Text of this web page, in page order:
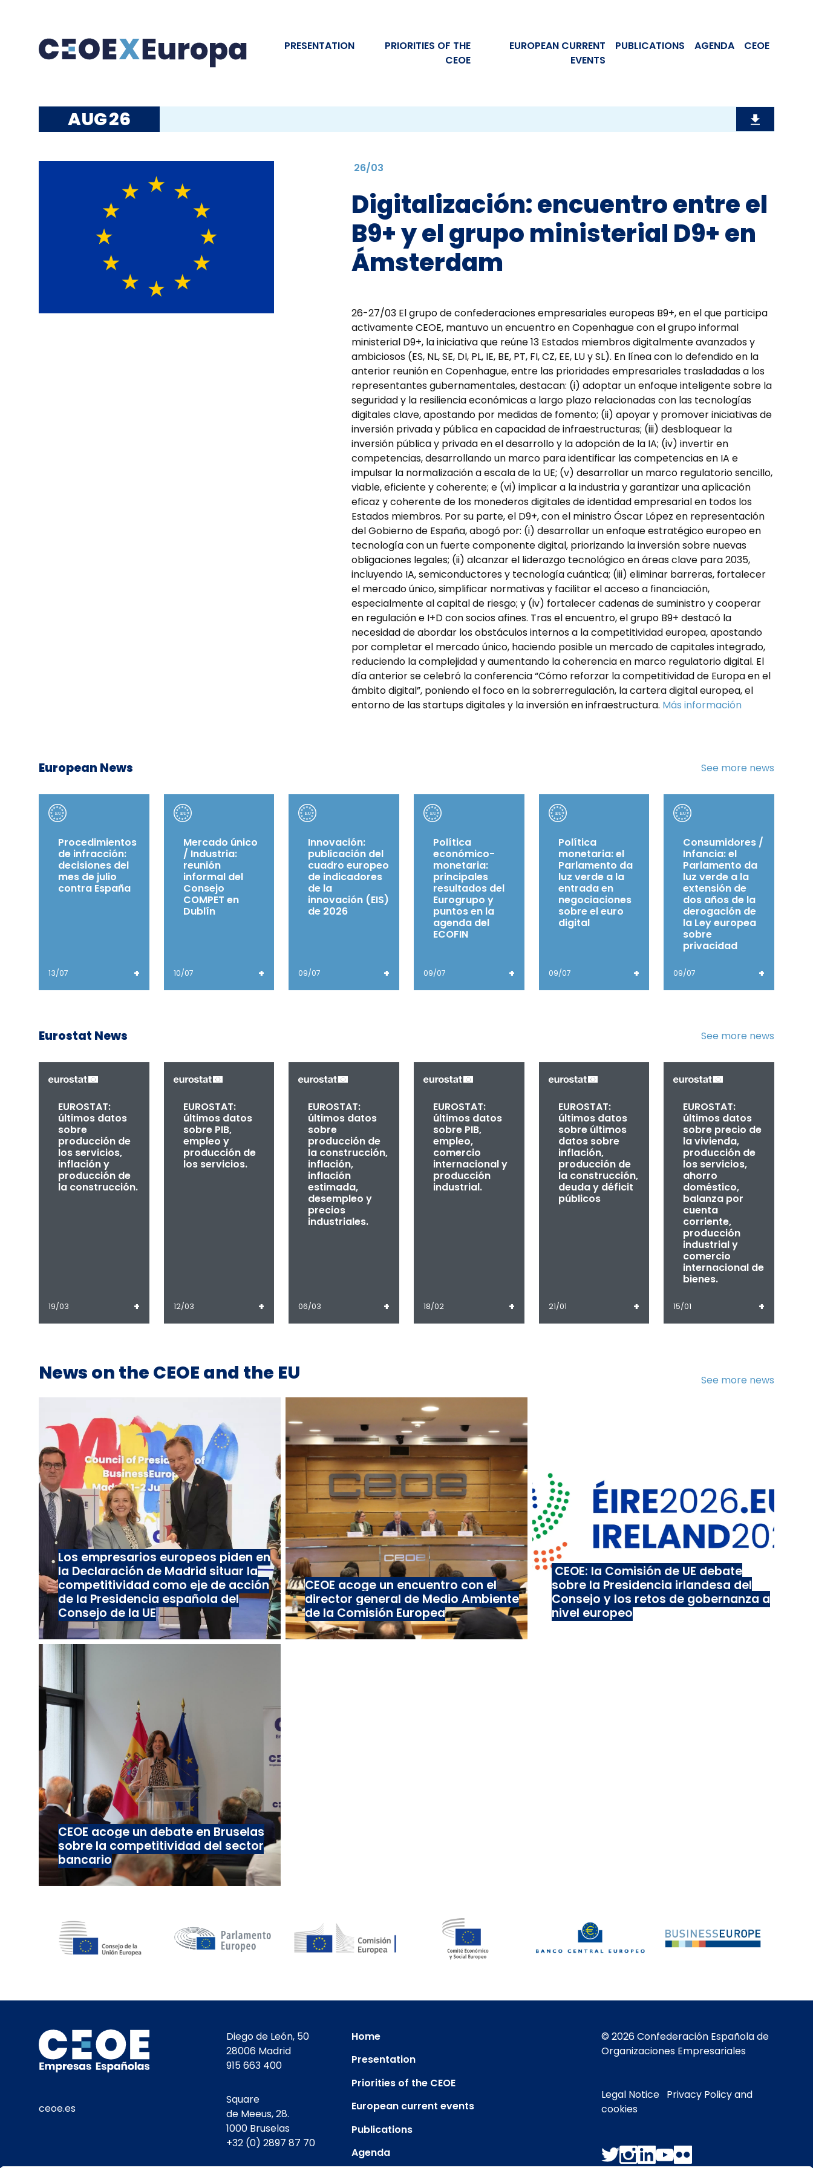
PRESENTATION
PRIORITIES OF THE
CEOE
EUROPEAN CURRENT
EVENTS
PUBLICATIONS AGENDA CEOE
AUG26
26/03
Digitalización: encuentro entre el
B9+ y el grupo ministerial D9+ en
Ámsterdam
26-27/03 El grupo de confederaciones empresariales europeas B9+, en el que participa
activamente CEOE, mantuvo un encuentro en Copenhague con el grupo informal
ministerial D9+, la iniciativa que reúne 13 Estados miembros digitalmente avanzados y
ambiciosos (ES, NL, SE, DI, PL, IE, BE, PT, FI, CZ, EE, LU y SL). En línea con lo defendido en la
anterior reunión en Copenhague, entre las prioridades empresariales trasladadas a los
representantes gubernamentales, destacan: (i) adoptar un enfoque inteligente sobre la
seguridad y la resiliencia económicas a largo plazo relacionadas con las tecnologías
digitales clave, apostando por medidas de fomento; (ii) apoyar y promover iniciativas de
inversión privada y pública en capacidad de infraestructuras; (iii) desbloquear la
inversión pública y privada en el desarrollo y la adopción de la IA; (iv) invertir en
competencias, desarrollando un marco para identificar las competencias en IA e
impulsar la normalización a escala de la UE; (v) desarrollar un marco regulatorio sencillo,
viable, eficiente y coherente; e (vi) implicar a la industria y garantizar una aplicación
eficaz y coherente de los monederos digitales de identidad empresarial en todos los
Estados miembros. Por su parte, el D9+, con el ministro Óscar López en representación
del Gobierno de España, abogó por: (i) desarrollar un enfoque estratégico europeo en
tecnología con un fuerte componente digital, priorizando la inversión sobre nuevas
obligaciones legales; (ii) alcanzar el liderazgo tecnológico en áreas clave para 2035,
incluyendo IA, semiconductores y tecnología cuántica; (iii) eliminar barreras, fortalecer
el mercado único, simplificar normativas y facilitar el acceso a financiación,
especialmente al capital de riesgo; y (iv) fortalecer cadenas de suministro y cooperar
en regulación e I+D con socios afines. Tras el encuentro, el grupo B9+ destacó la
necesidad de abordar los obstáculos internos a la competitividad europea, apostando
por completar el mercado único, haciendo posible un mercado de capitales integrado,
reduciendo la complejidad y aumentando la coherencia en marco regulatorio digital. El
día anterior se celebró la conferencia “Cómo reforzar la competitividad de Europa en el
ámbito digital”, poniendo el foco en la sobrerregulación, la cartera digital europea, el
entorno de las startups digitales y la inversión en infraestructura. Más información
European News See more news
Procedimientos
de infracción:
decisiones del
mes de julio
contra España
13/07 +
Mercado único
/ Industria:
reunión
informal del
Consejo
COMPET en
Dublín
10/07 +
Innovación:
publicación del
cuadro europeo
de indicadores
de la
innovación (EIS)
de 2026
09/07 +
Política
económico-
monetaria:
principales
resultados del
Eurogrupo y
puntos en la
agenda del
ECOFIN
09/07 +
Política
monetaria: el
Parlamento da
luz verde a la
entrada en
negociaciones
sobre el euro
digital
09/07 +
Consumidores /
Infancia: el
Parlamento da
luz verde a la
extensión de
dos años de la
derogación de
la Ley europea
sobre
privacidad
09/07 +
Eurostat News See more news
EUROSTAT:
últimos datos
sobre
producción de
los servicios,
inflación y
producción de
la construcción.
19/03 +
EUROSTAT:
últimos datos
sobre PIB,
empleo y
producción de
los servicios.
12/03 +
EUROSTAT:
últimos datos
sobre
producción de
la construcción,
inflación,
inflación
estimada,
desempleo y
precios
industriales.
06/03 +
EUROSTAT:
últimos datos
sobre PIB,
empleo,
comercio
internacional y
producción
industrial.
18/02 +
EUROSTAT:
últimos datos
sobre últimos
datos sobre
inflación,
producción de
la construcción,
deuda y déficit
públicos
21/01 +
EUROSTAT:
últimos datos
sobre precio de
la vivienda,
producción de
los servicios,
ahorro
doméstico,
balanza por
cuenta
corriente,
producción
industrial y
comercio
internacional de
bienes.
15/01 +
News on the CEOE and the EU See more news
Los empresarios europeos piden en
la Declaración de Madrid situar la
competitividad como eje de acción
de la Presidencia española del
Consejo de la UE
CEOE acoge un encuentro con el
director general de Medio Ambiente
de la Comisión Europea
CEOE: la Comisión de UE debate
sobre la Presidencia irlandesa del
Consejo y los retos de gobernanza a
nivel europeo
CEOE acoge un debate en Bruselas
sobre la competitividad del sector
bancario
ceoe.es
Diego de León, 50
28006 Madrid
915 663 400
Square
de Meeus, 28.
1000 Bruselas
+32 (0) 2897 87 70
Home
Presentation
Priorities of the CEOE
European current events
Publications
Agenda
© 2026 Confederación Española de
Organizaciones Empresariales
Legal Notice Privacy Policy and
cookies